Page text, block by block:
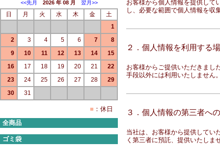
<<先月
2026 年 08 月 翌月>>
日 月 火 水 木 金
土
1
2
3 4 5 6 7
8
9
10 11 12 13 14
15
16
17 18 19 20 21
22
23
24 25 26 27 28
29
30
31
■ ：休日
全商品
ゴミ袋
お客様から個人情報を提供して
し、必要な範囲で個人情報を収
２．個人情報を利用する
お客様からご提供いただきまし
手段以外には利用いたしません
３．個人情報の第三者へ
当社は、お客様から提供してい
く第三者に預託、提供いたしま